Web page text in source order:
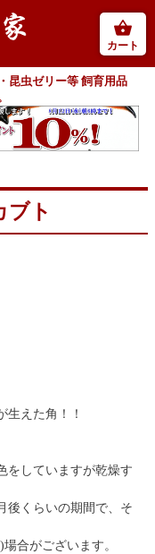
カート
昆虫ゼリー等 飼育用品
ブト
生えた角！！
をしていますが乾燥す
後くらいの期間で、そ
合がございます。